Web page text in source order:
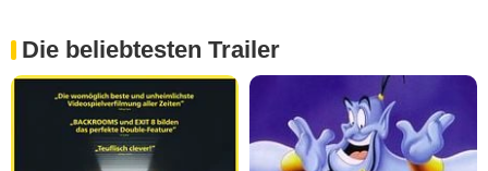
Die beliebtesten Trailer